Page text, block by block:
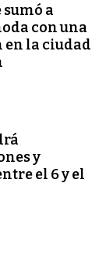
sumó a
con una
en la ciudad
y
el 6 y el